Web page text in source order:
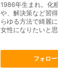
1986年生まれ。化
や、解決策など習
らゆる方法で綺麗
女性になりたいと
フォロ